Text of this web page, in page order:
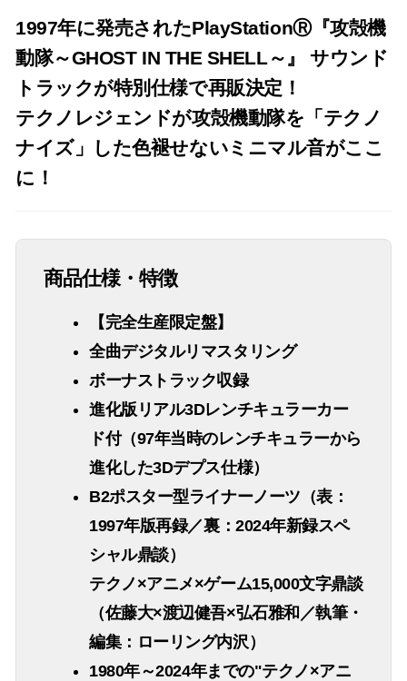
1997年に発売されたPlayStationⓇ『攻殻機
動隊～GHOST IN THE SHELL～』 サウンド
トラックが特別仕様で再販決定！
テクノレジェンドが攻殻機動隊を「テクノ
ナイズ」した色褪せないミニマル音がここ
に！
商品仕様・特徴
【完全生産限定盤】
全曲デジタルリマスタリング
ボーナストラック収録
進化版リアル3Dレンチキュラーカー
ド付（97年当時のレンチキュラーから
進化した3Dデプス仕様）
B2ポスター型ライナーノーツ（表：
1997年版再録／裏：2024年新録スペ
シャル鼎談）
テクノ×アニメ×ゲーム15,000文字鼎談
（佐藤大×渡辺健吾×弘石雅和／執筆・
編集：ローリング内沢）
1980年～2024年までの"テクノ×アニ